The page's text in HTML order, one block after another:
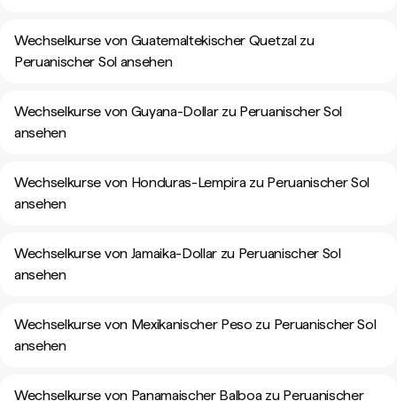
Wechselkurse von Guatemaltekischer Quetzal zu
Peruanischer Sol ansehen
Wechselkurse von Guyana-Dollar zu Peruanischer Sol
ansehen
Wechselkurse von Honduras-Lempira zu Peruanischer Sol
ansehen
Wechselkurse von Jamaika-Dollar zu Peruanischer Sol
ansehen
Wechselkurse von Mexikanischer Peso zu Peruanischer Sol
ansehen
Wechselkurse von Panamaischer Balboa zu Peruanischer